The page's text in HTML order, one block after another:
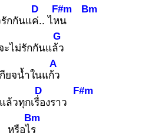
กกันแค่.
D
. ไหน
F#m Bm
ะไม่รักกันแล้ว
G
กียจน้ำในแก้ว
A
ล้วทุกเรื่อ
D
งราว
F#m
หรือไร
Bm